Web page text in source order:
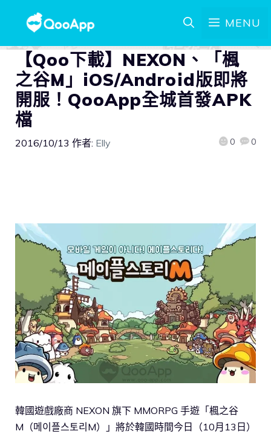
MENU
【Qoo下載】NEXON、「楓
之谷M」iOS/Android版即將
開服！QooApp全城首發APK
檔
2016/10/13 作者: Elly 0 0
韓國遊戲廠商 NEXON 旗下 MMORPG 手遊「楓之谷
M（메이플스토리M）」將於韓國時間今日（10月13日）